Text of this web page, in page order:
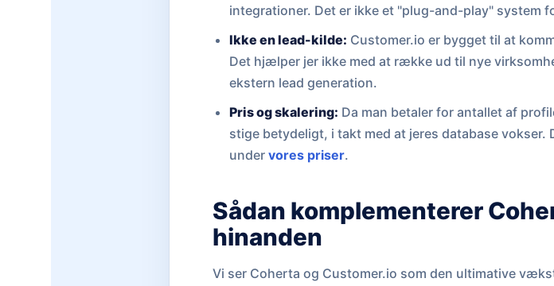
integrationer. Det er ikke et "plug-and-play" system
Ikke en lead-kilde: Customer.io er bygget til at
Det hjælper jer ikke med at række ud til nye
ekstern lead generation.
Pris og skalering: Da man betaler for antallet af
stige betydeligt, i takt med at jeres database
undervores priser.
Sådan komplementerer
hinanden
Vi ser Coherta og Customer.io som den ultimative